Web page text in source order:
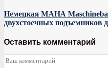
Немецкая МАНА
двухстоечных подъемников
Оставить комментарий